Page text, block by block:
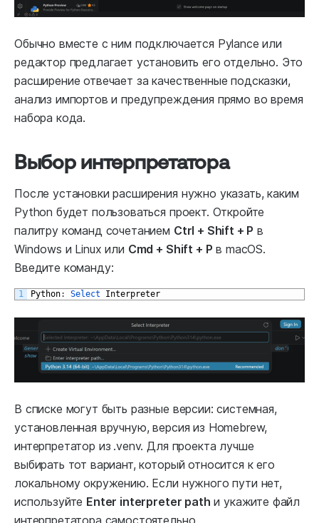
Обычно вместе с ним подключается Pylance или
редактор предлагает установить его отдельно. Это
расширение отвечает за качественные подсказки,
анализ импортов и предупреждения прямо во время
набора кода.
Выбор интерпретатора
После установки расширения нужно указать, каким
Python будет пользоваться проект. Откройте
палитру команд сочетанием Ctrl + Shift + P в
Windows и Linux или Cmd + Shift + P в macOS.
Введите команду:
1 Python: Select Interpreter
В списке могут быть разные версии: системная,
установленная вручную, версия из Homebrew,
интерпретатор из .venv. Для проекта лучше
выбирать тот вариант, который относится к его
локальному окружению. Если нужного пути нет,
используйте Enter interpreter path и укажите файл
интерпретатора самостоятельно.